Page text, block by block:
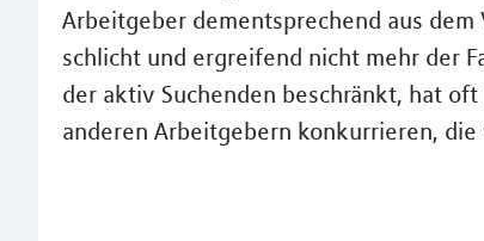
Arbeitgeber dementsprechend aus
schlicht und ergreifend nicht mehr der
der aktiv Suchenden beschränkt, hat
anderen Arbeitgebern konkurrieren,